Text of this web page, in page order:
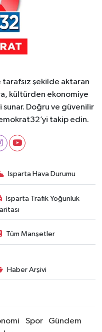
tarafsız şekilde aktaran
kültürden ekonomiye
Doğru ve güvenilir
takip edin.
Isparta Hava Durumu
Isparta Trafik Yoğunluk
Tüm Manşetler
Haber Arşivi
Spor
Gündem